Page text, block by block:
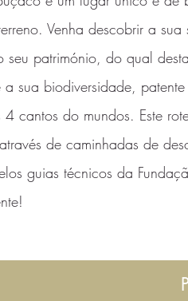
Venha descobrir a
seu património, do qual
sua biodiversidade,
4 cantos do mundos. Este
de caminhadas de
guias técnicos da